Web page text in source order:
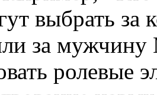
выбрать
за мужчину
ролевые